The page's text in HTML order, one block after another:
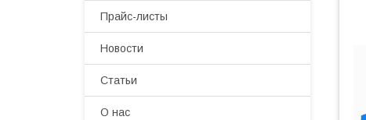
Прайс-листы
Новости
Статьи
О нас